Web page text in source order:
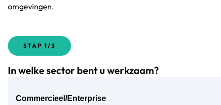
omgevingen.
STAP 1/3
In welke sector bent u werkzaam?
Commercieel/Enterprise